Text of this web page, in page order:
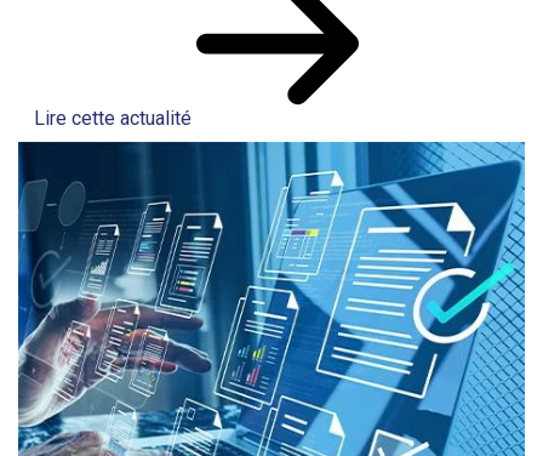
Lire cette actualité